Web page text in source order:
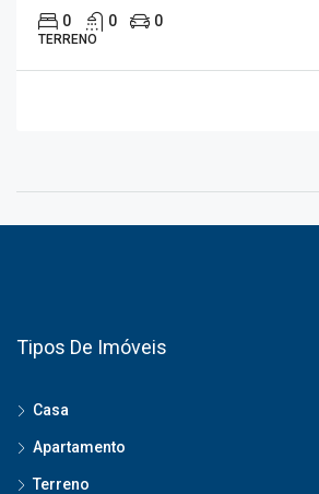
0 0 0
TERRENO
Tipos De Imóveis
Casa
Apartamento
Terreno